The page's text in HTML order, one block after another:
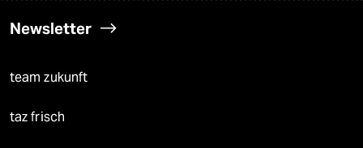
Newsletter
team zukunft
taz frisch